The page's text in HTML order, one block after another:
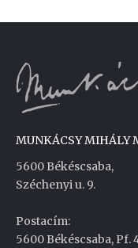
MUNKÁCSY MIHÁLY
5600 Békéscsaba,
Széchenyi u. 9.
Postacím:
5600 Békéscsaba, Pf.